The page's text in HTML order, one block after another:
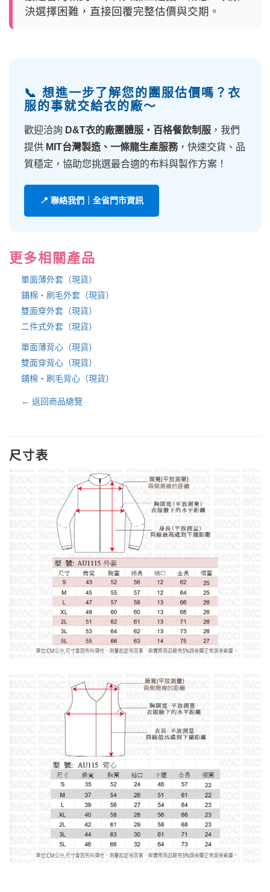
決選擇困難，直接回覆完整估價與交期。
📞 想進一步了解您的團服估價嗎？衣
服的事就交給衣的廠～
歡迎洽詢 D&T衣的廠團體服・百格餐飲制服 ，我們
提供 MIT台灣製造、一條龍生產服務，快速交貨、品
質穩定，協助您挑選最合適的布料與製作方案！
📍 聯絡我們｜全省門市資訊
更多相關產品
單面薄外套（現貨）
鋪棉・刷毛外套（現貨）
雙面穿外套（現貨）
二件式外套（現貨）
單面薄背心（現貨）
雙面穿背心（現貨）
鋪棉・刷毛背心（現貨）
← 返回商品總覽
尺寸表